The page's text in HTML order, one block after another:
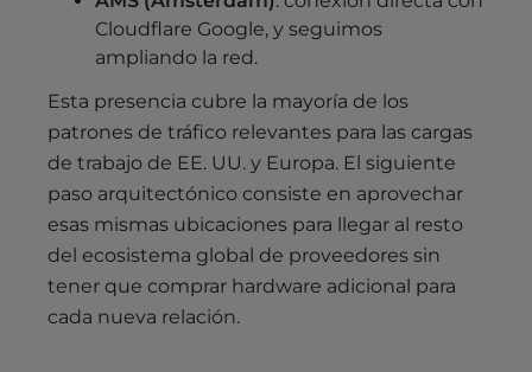
Cloudflare Google, y seguimos
ampliando la red.
Esta presencia cubre la mayoría de los
patrones de tráfico relevantes para las cargas
de trabajo de EE. UU. y Europa. El siguiente
paso arquitectónico consiste en aprovechar
esas mismas ubicaciones para llegar al resto
del ecosistema global de proveedores sin
tener que comprar hardware adicional para
cada nueva relación.